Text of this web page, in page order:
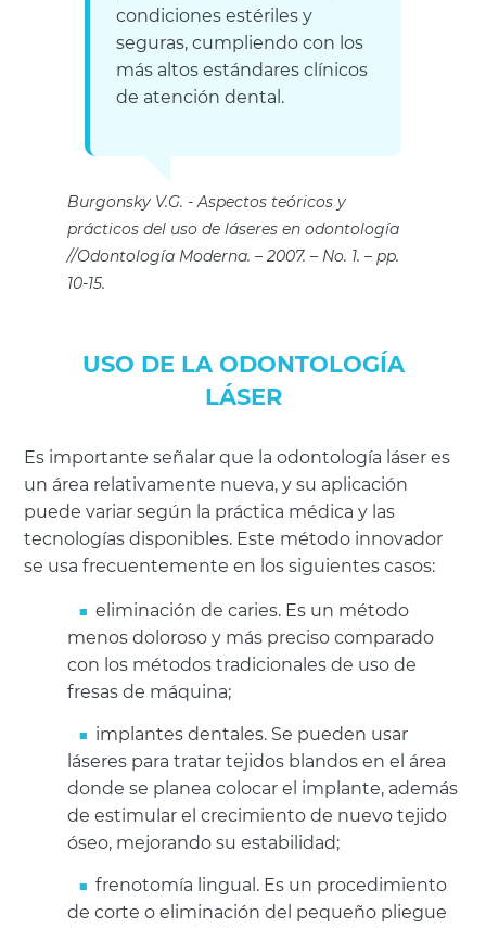
condiciones estériles y
seguras, cumpliendo con los
más altos estándares clínicos
de atención dental.
Burgonsky V.G.
Aspectos teóricos y
prácticos del uso de láseres en odontología
//Odontología Moderna. – 2007. – No. 1. – pp.
10-15.
USO DE LA ODONTOLOGÍA
LÁSER
Es importante señalar que la odontología láser es
un área relativamente nueva, y su aplicación
puede variar según la práctica médica y las
tecnologías disponibles. Este método innovador
se usa frecuentemente en los siguientes casos:
eliminación de caries. Es un método
menos doloroso y más preciso comparado
con los métodos tradicionales de uso de
fresas de máquina;
implantes dentales. Se pueden usar
láseres para tratar tejidos blandos en el área
donde se planea colocar el implante, además
de estimular el crecimiento de nuevo tejido
óseo, mejorando su estabilidad;
frenotomía lingual. Es un procedimiento
de corte o eliminación del pequeño pliegue